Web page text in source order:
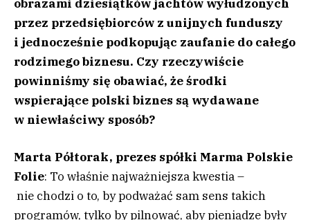
obrazami dziesiątków jachtów wyłudzonych
przez przedsiębiorców z unijnych funduszy
i jednocześnie podkopując zaufanie do całego
rodzimego biznesu. Czy rzeczywiście
powinniśmy się obawiać, że środki
wspierające polski biznes są wydawane
w niewłaściwy sposób?
Marta Półtorak, prezes spółki Marma Polskie
Folie: To właśnie najważniejsza kwestia –
nie chodzi o to, by podważać sam sens takich
programów, tylko by pilnować, aby pieniądze były